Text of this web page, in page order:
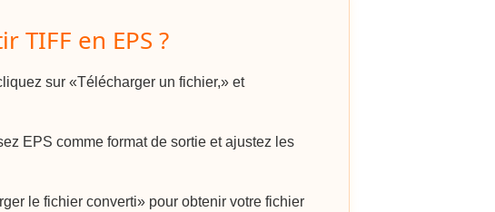
TIFF en EPS ?
sur «Télécharger un fichier,» et
EPS comme format de sortie et ajustez les
le fichier converti» pour obtenir votre fichier